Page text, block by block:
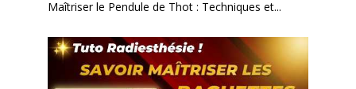
Maîtriser le Pendule de Thot : Techniques et...